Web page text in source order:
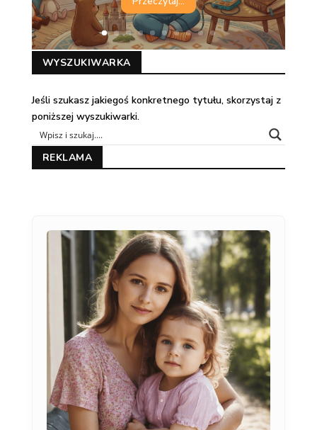
WYSZUKIWARKA
Jeśli szukasz jakiegoś konkretnego tytułu, skorzystaj z
poniższej wyszukiwarki.
REKLAMA